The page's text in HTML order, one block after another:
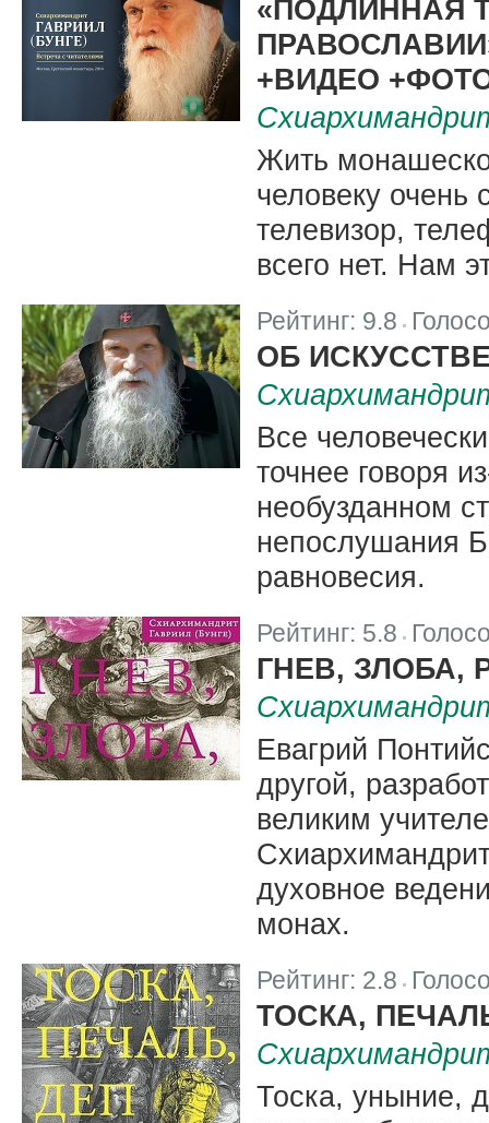
«ПОДЛИННАЯ
+ВИДЕО
Жить
человеку очень
телевизор,
всего нет. Нам
Рейтинг: 9.8
ОБ
Все
точнее говоря
необузданном
непослушания
равновесия.
Рейтинг: 5.8
ГНЕВ, ЗЛОБА,
Евагрий
другой,
великим
духовное
монах.
Рейтинг: 2.8
ТОСКА,
Тоска, уныние,